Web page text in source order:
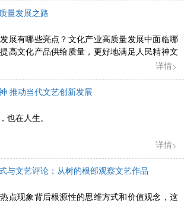
量发展之路
展有哪些亮点？文化产业高质量发展中面临哪
高文化产品供给质量，更好地满足人民精神文
详情
推动当代文艺创新发展
也在人生。
详情
与文艺评论：从树的根部观察文艺作品
点现象背后根源性的思维方式和价值观念，这